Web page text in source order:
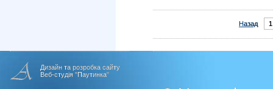
Назад 1
Дизайн та розробка сайту
Веб-студія "Паутинка"